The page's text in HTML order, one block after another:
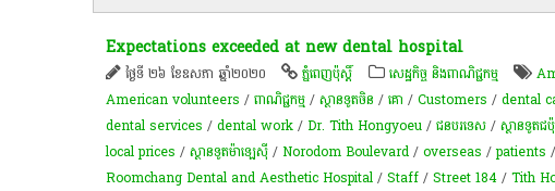
Expectations exceeded at new dental hospital
ថ្ងៃទី ២៦ ខែឧសភា ឆ្នាំ២០២០ ភ្នំពេញប៉ុស្តិ៍ សេដ្ឋកិច្ច និងពាណិជ្ជកម្ម
American volunteers /ពាណិជ្ជកម្ម/ស្ថានទូតចិន /គោ /Customers /dental
dental services /dental work/Dr. Tith Hongyoeu/ជនបរទេស/ស្ថានទូត​ជ
local prices /ស្ថានទូតម៉ាឡេស៊ី/Norodom Boulevard/overseas /patients /
Roomchang Dental and Aesthetic Hospital/Staff/Street 184/Tith